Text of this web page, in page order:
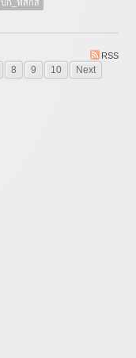
บก_ฟิสิกส์
RSS
8 9 10
Next